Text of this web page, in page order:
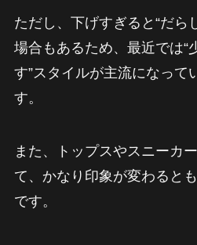
ただし、下げすぎると“だら
場合もあるため、最近では“
す”スタイルが主流になって
す。
また、トップスやスニーカ
て、かなり印象が変わると
です。